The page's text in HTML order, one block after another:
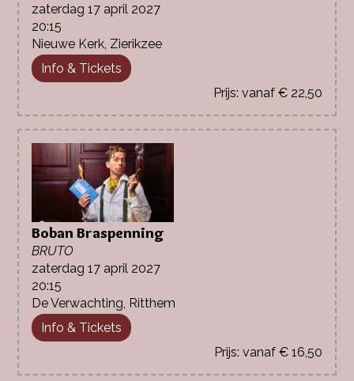
zaterdag 17 april 2027
20:15
Nieuwe Kerk, Zierikzee
Info & Tickets
vanaf € 22,50
Boban Braspenning
BRUTO
zaterdag 17 april 2027
20:15
De Verwachting, Ritthem
Info & Tickets
vanaf € 16,50